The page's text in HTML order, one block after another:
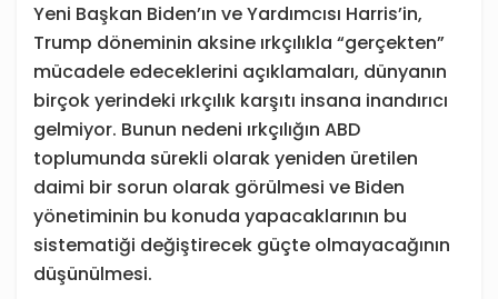
Yeni Başkan Biden’ın ve Yardımcısı Harris’in,
Trump döneminin aksine ırkçılıkla “gerçekten”
mücadele edeceklerini açıklamaları, dünyanın
birçok yerindeki ırkçılık karşıtı insana inandırıcı
gelmiyor. Bunun nedeni ırkçılığın ABD
toplumunda sürekli olarak yeniden üretilen
daimi bir sorun olarak görülmesi ve Biden
yönetiminin bu konuda yapacaklarının bu
sistematiği değiştirecek güçte olmayacağının
düşünülmesi.